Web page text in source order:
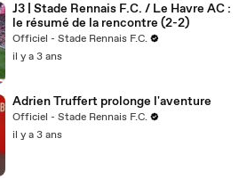
J3 | Stade Rennais F.C. / Le Havre AC :
le résumé de la rencontre (2-2)
Officiel - Stade Rennais F.C.
il y a 3 ans
Adrien Truffert prolonge l'aventure
Officiel - Stade Rennais F.C.
il y a 3 ans